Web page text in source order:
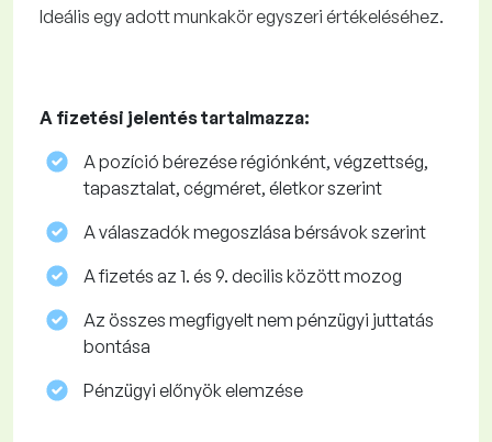
Ideális egy adott munkakör egyszeri értékeléséhez.
A fizetési jelentés tartalmazza:
A pozíció bérezése régiónként, végzettség,
tapasztalat, cégméret, életkor szerint
A válaszadók megoszlása ​​bérsávok szerint
A fizetés az 1. és 9. decilis között mozog
Az összes megfigyelt nem pénzügyi juttatás
bontása
Pénzügyi előnyök elemzése